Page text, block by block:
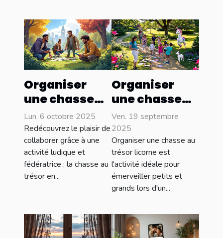
Organiser
une chasse
au trésor
pour
renforcer la
cohésion
d’équipe
Lun. 6 octobre 2025
Redécouvrez le plaisir de
collaborer grâce à une
activité ludique et
fédératrice : la chasse au
trésor en...
Organiser
une chasse
au trésor
licorne pour
différents
âges
Ven. 19 septembre
2025
Organiser une chasse au
trésor licorne est
l'activité idéale pour
émerveiller petits et
grands lors d'un...